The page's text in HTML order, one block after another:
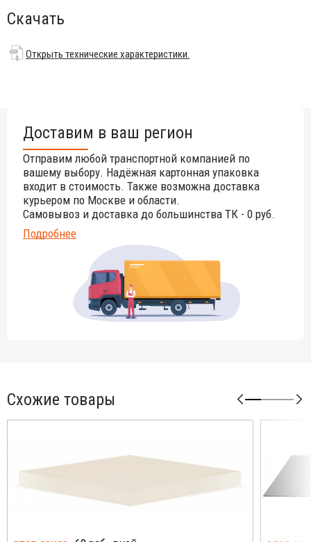
Столешница выполнена из ЛДСП (ламинированная
древесностружечная плита).
Цена на сайте указана за модель размером 1290х790 мм.
Для уточнения цены и всех возможных вариантов
материала и цвета данного изделия обращайтесь к нашим
менеджерам.
Скачать
Открыть технические характеристики.
Доставим в ваш регион
Отправим любой транспортной компанией по
вашему выбору. Надёжная картонная упаковка
входит в стоимость. Также возможна доставка
курьером по Москве и области.
Самовывоз и доставка до большинства ТК - 0 руб.
Подробнее
Схожие товары